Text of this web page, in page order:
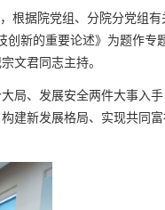
据院党组、分院分党组有
新的重要论述》为题作专
文君同志主持。
局、发展安全两件大事入
建新发展格局、实现共同